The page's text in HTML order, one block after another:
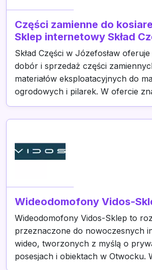
Części zamienne do
Sklep internetowy Skład
Skład Części w Józefosław
dobór i sprzedaż części
materiałów eksploatacyjnych do
ogrodowych i pilarek. W ofercie
Wideodomofony Vidos-
Wideodomofony Vidos-Sklep to
przeznaczone do nowoczesnych
wideo, tworzonych z myślą o
posesjach i obiektach w Otwocku.